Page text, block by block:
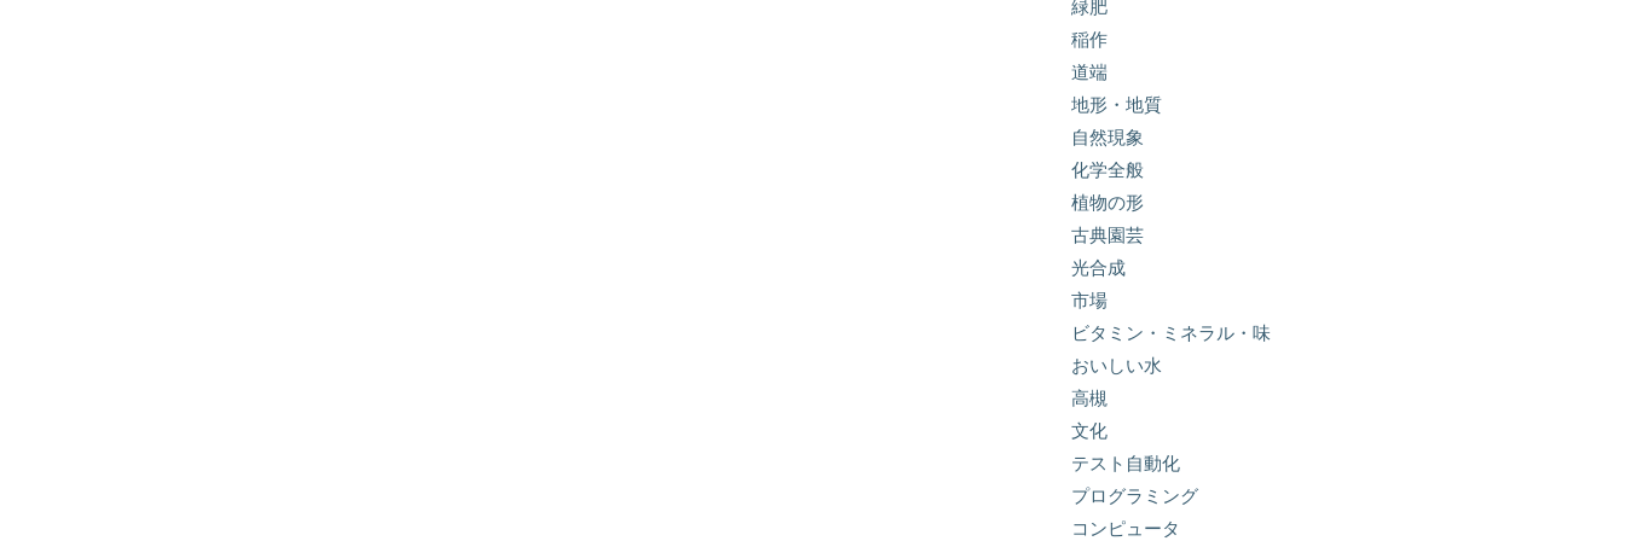
緑肥
稲作
道端
地形・地質
自然現象
化学全般
植物の形
古典園芸
光合成
市場
ビタミン・ミネラル・味
おいしい水
高槻
文化
テスト自動化
プログラミング
コンピュータ